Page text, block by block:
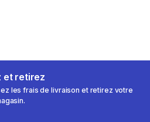
et retirez
les frais de livraison et retirez votre